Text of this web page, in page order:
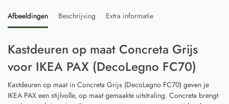
Afbeeldingen Beschrijving Extra informatie
Kastdeuren op maat Concreta Grijs
voor IKEA PAX (DecoLegno FC70)
Kastdeuren op maat in Concreta Grijs (DecoLegno FC70) geven je
IKEA PAX een stijlvolle, op maat gemaakte uitstraling. Concreta brengt